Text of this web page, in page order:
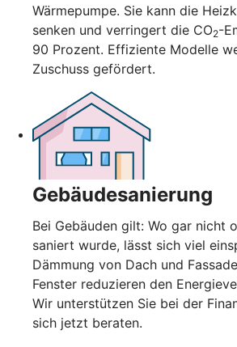
Wärmepumpe. Sie kann die
senken und verringert die CO2-
90 Prozent. Effiziente Modelle
Zuschuss gefördert.
Gebäudesanierung
Bei Gebäuden gilt: Wo gar nicht
saniert wurde, lässt sich viel
Dämmung von Dach und
Fenster reduzieren den
Wir unterstützen Sie bei der
sich jetzt beraten.